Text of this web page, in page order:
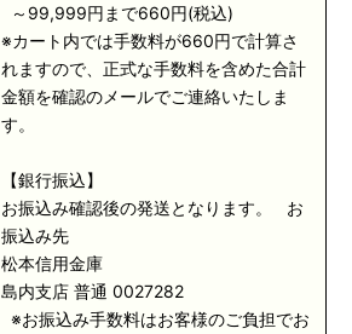
～99,999円まで660円(税込)
※カート内では手数料が660円で計算さ
れますので、正式な手数料を含めた合計
金額を確認のメールでご連絡いたしま
す。
【銀行振込】
お振込み確認後の発送となります。 お
振込み先
松本信用金庫
島内支店 普通 0027282
※お振込み手数料はお客様のご負担でお